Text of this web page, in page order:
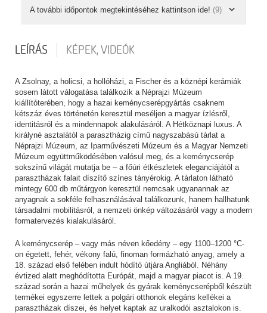
A további időpontok megtekintéséhez kattintson ide! (9)
LEÍRÁS KÉPEK, VIDEÓK
A Zsolnay, a holicsi, a hollóházi, a Fischer és a köznépi kerámiák
sosem látott válogatása találkozik a Néprajzi Múzeum
kiállítóterében, hogy a hazai keménycserépgyártás csaknem
kétszáz éves történetén keresztül meséljen a magyar ízlésről,
identitásról és a mindennapok alakulásáról. A Hétköznapi luxus. A
királyné asztalától a parasztházig című nagyszabású tárlat a
Néprajzi Múzeum, az Iparművészeti Múzeum és a Magyar Nemzeti
Múzeum együttműködésében valósul meg, és a keménycserép
sokszínű világát mutatja be – a főúri étkészletek eleganciájától a
parasztházak falait díszítő színes tányérokig. A tárlaton látható
mintegy 600 db műtárgyon keresztül nemcsak ugyanannak az
anyagnak a sokféle felhasználásával találkozunk, hanem hallhatunk
társadalmi mobilitásról, a nemzeti önkép változásáról vagy a modern
formatervezés kialakulásáról.
A keménycserép – vagy más néven kőedény – egy 1100–1200 °C-
on égetett, fehér, vékony falú, finoman formázható anyag, amely a
18. század első felében indult hódító útjára Angliából. Néhány
évtized alatt meghódította Európát, majd a magyar piacot is. A 19.
század során a hazai műhelyek és gyárak keménycserépből készült
termékei egyszerre lettek a polgári otthonok elegáns kellékei a
parasztházak díszei, és helyet kaptak az uralkodói asztalokon is.